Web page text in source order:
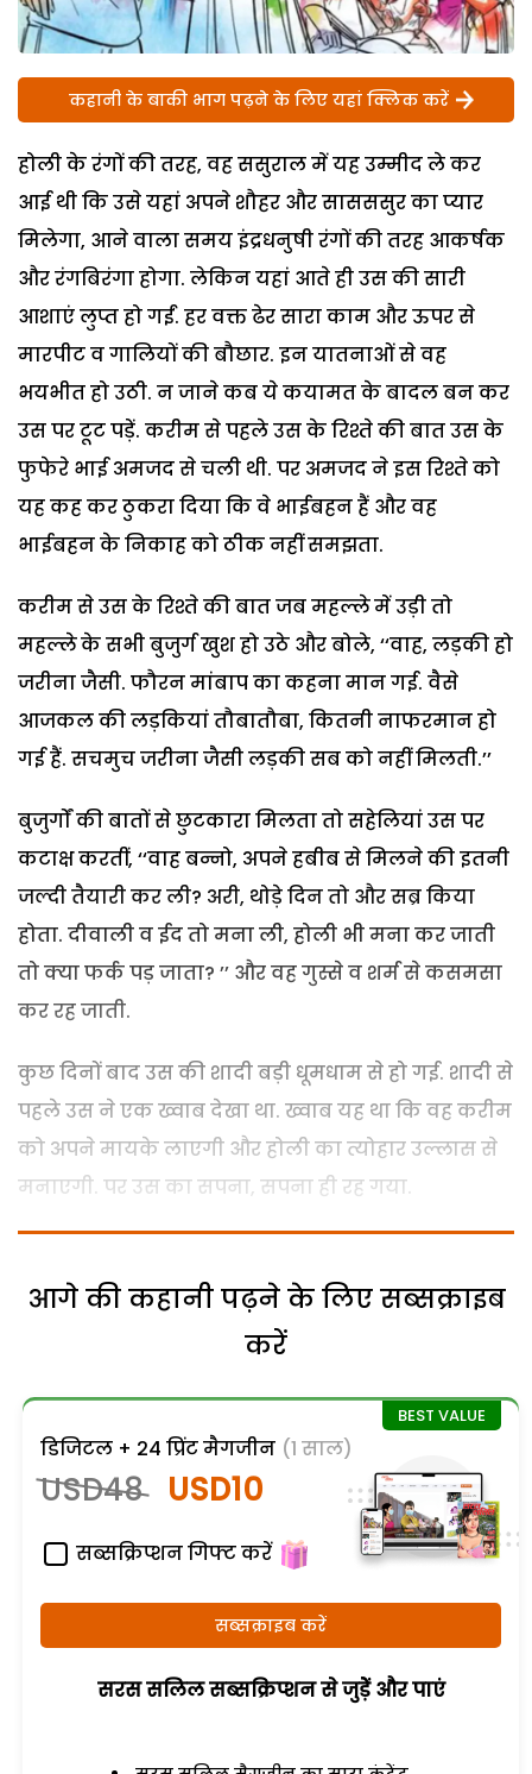
कहानी के बाकी भाग पढ़ने के लिए यहां क्लिक करें
होली के रंगों की तरह, वह ससुराल में यह उम्मीद ले कर
आई थी कि उसे यहां अपने शौहर और सासससुर का प्यार
मिलेगा, आने वाला समय इंद्रधनुषी रंगों की तरह आकर्षक
और रंगबिरंगा होगा. लेकिन यहां आते ही उस की सारी
आशाएं लुप्त हो गईं. हर वक्त ढेर सारा काम और ऊपर से
मारपीट व गालियों की बौछार. इन यातनाओं से वह
भयभीत हो उठी. न जाने कब ये कयामत के बादल बन कर
उस पर टूट पड़ें. करीम से पहले उस के रिश्ते की बात उस के
फुफेरे भाई अमजद से चली थी. पर अमजद ने इस रिश्ते को
यह कह कर ठुकरा दिया कि वे भाईबहन हैं और वह
भाईबहन के निकाह को ठीक नहीं समझता.
करीम से उस के रिश्ते की बात जब महल्ले में उड़ी तो
महल्ले के सभी बुजुर्ग खुश हो उठे और बोले, ‘‘वाह, लड़की हो
जरीना जैसी. फौरन मांबाप का कहना मान गई. वैसे
आजकल की लड़कियां तौबातौबा, कितनी नाफरमान हो
गई हैं. सचमुच जरीना जैसी लड़की सब को नहीं मिलती.’’
बुजुर्गों की बातों से छुटकारा मिलता तो सहेलियां उस पर
कटाक्ष करतीं, ‘‘वाह बन्नो, अपने हबीब से मिलने की इतनी
जल्दी तैयारी कर ली? अरी, थोड़े दिन तो और सब्र किया
होता. दीवाली व ईद तो मना ली, होली भी मना कर जाती
तो क्या फर्क पड़ जाता? ’’ और वह गुस्से व शर्म से कसमसा
कर रह जाती.
कुछ दिनों बाद उस की शादी बड़ी धूमधाम से हो गई. शादी से
पहले उस ने एक ख्वाब देखा था. ख्वाब यह था कि वह करीम
को अपने मायके लाएगी और होली का त्योहार उल्लास से
मनाएगी. पर उस का सपना, सपना ही रह गया.
आगे की कहानी पढ़ने के लिए सब्सक्राइब
करें
डिजिटल + 24 प्रिंट मैगजीन (1 साल)
USD48 USD10
सब्सक्रिप्शन गिफ्ट करें
सब्सक्राइब करें
सरस सलिल सब्सक्रिप्शन से जुड़ेें और पाएं